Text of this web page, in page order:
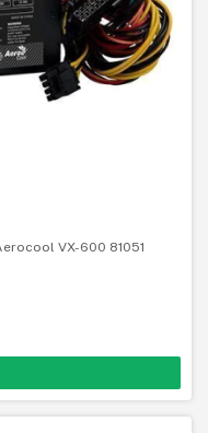
VX-600 81051